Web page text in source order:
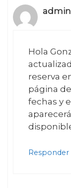
admin
Hola
reserva
página
fechas y
Responder